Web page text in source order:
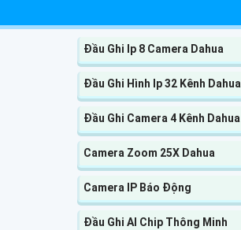
Đầu Ghi Ip 8 Camera Dahua
Đầu Ghi Hình Ip 32 Kênh Dahua
Đầu Ghi Camera 4 Kênh Dahua
Camera Zoom 25X Dahua
Camera IP Báo Động
Đầu Ghi AI Chip Thông Minh